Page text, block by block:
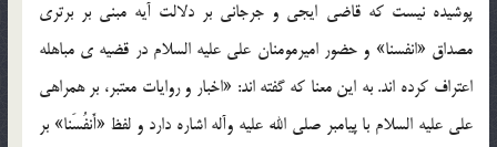
پوشیده نیست که قاضى ایجى و جرجانى بر دلالت آیه مبنى بر برترى
مصداق «انفسنا» و حضور امیرمومنان على علیه السلام در قضیه ی مباهله
اعتراف کرده اند. به این معنا که گفته اند: «اخبار و روایات معتبر، بر همراهى
على علیه السلام با پیامبر صلى الله علیه وآله اشاره دارد و لفظ «أَنفُسَنا» بر